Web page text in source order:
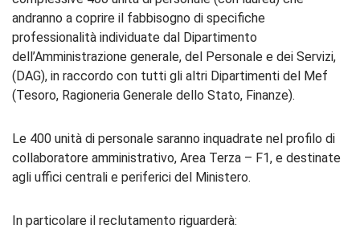
andranno a coprire il fabbisogno di specifiche
professionalità individuate dal Dipartimento
dell’Amministrazione generale, del Personale e dei Servizi,
(DAG), in raccordo con tutti gli altri Dipartimenti del Mef
(Tesoro, Ragioneria Generale dello Stato, Finanze).
Le 400 unità di personale saranno inquadrate nel profilo di
collaboratore amministrativo, Area Terza – F1, e destinate
agli uffici centrali e periferici del Ministero.
In particolare il reclutamento riguarderà: